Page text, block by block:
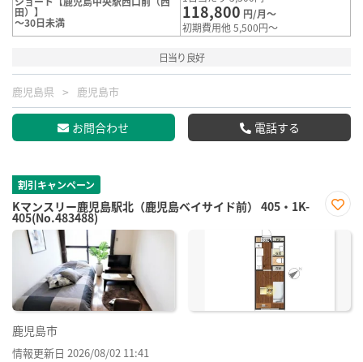
田）】
～30日未満
118,800 円/月～
初期費用他 5,500円～
日当り良好
鹿児島県 鹿児島市
お問合わせ 電話する
割引キャンペーン
Kマンスリー鹿児島駅北（鹿児島ベイサイド前） 405・1K-
405(No.483488)
に入
鹿児島市
情報更新日 2026/08/02 11:41